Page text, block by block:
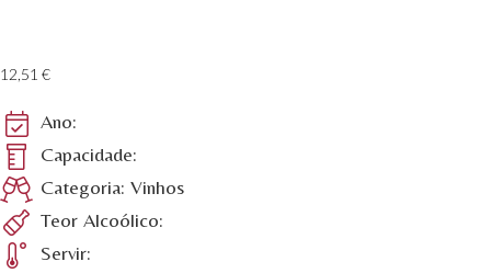
12,51 €
Ano:
Capacidade:
Categoria: Vinhos
Teor Alcoólico:
Servir: